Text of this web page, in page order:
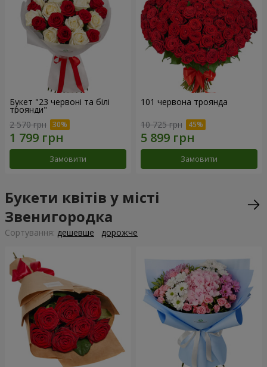
Букет "23 червоні та білі
троянди"
2 570 грн
Замовити
101 червона троянда
10 725 грн
Замовити
Букети квітів у місті
Звенигородка
Сортування: дешевше дорожче